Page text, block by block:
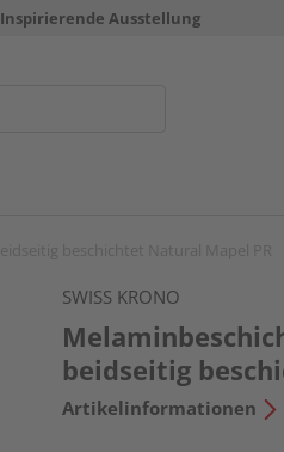
Inspirierende Ausstellung
SWISS KRONO
beidseitig
Artikelinformationen